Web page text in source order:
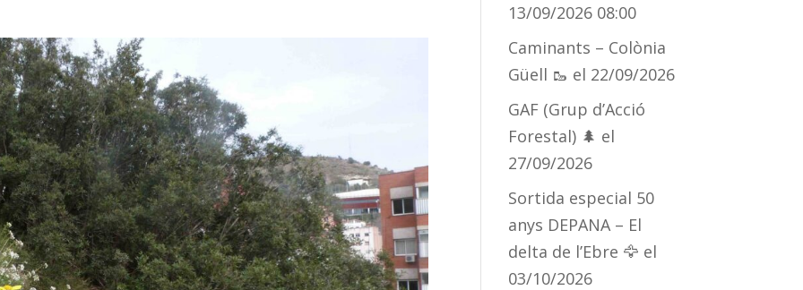
13/09/2026 08:00
Caminants – Colònia
Güell 🥾 el 22/09/2026
GAF (Grup d’Acció
Forestal) 🌲 el
27/09/2026
Sortida especial 50
anys DEPANA – El
delta de l’Ebre 🦅 el
03/10/2026